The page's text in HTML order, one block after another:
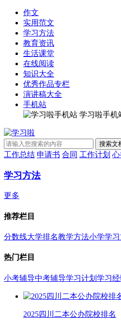
作文
实用范文
学习方法
教育资讯
生活课堂
在线阅读
知识大全
优秀作品专栏
演讲稿大全
手机站
学习啦手机
工作总结 申请书 合同 工作计划
学习方法
更多
推荐栏目
分数线大学排名教学方法小学学
热门栏目
小考辅导中考辅导学习计划 学习
2025四川二本公办院校排名